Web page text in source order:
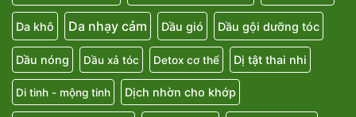
Da khô Da nhạy cảm Dầu gió Dầu gội dưỡng tóc
Dầu nóng Dầu xả tóc Detox cơ thể Dị tật thai nhi
Di tinh - mộng tinh Dịch nhờn cho khớp